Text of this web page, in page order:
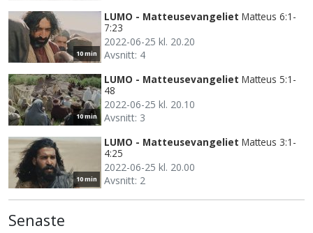
10 min
LUMO - Matteusevangeliet Matteus 6:1-
7:23
2022-06-25 kl. 20.20
Avsnitt: 4
10 min
LUMO - Matteusevangeliet Matteus 5:1-
48
2022-06-25 kl. 20.10
Avsnitt: 3
10 min
LUMO - Matteusevangeliet Matteus 3:1-
4:25
2022-06-25 kl. 20.00
Avsnitt: 2
Senaste